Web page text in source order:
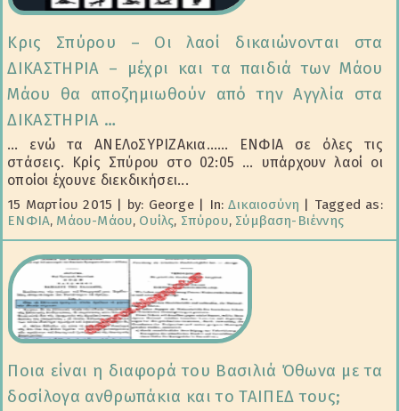
Κρις Σπύρου – Οι λαοί δικαιώνονται στα
ΔΙΚΑΣΤΗΡΙΑ – μέχρι και τα παιδιά των Μάου
Μάου θα αποζημιωθούν από την Αγγλία στα
ΔΙΚΑΣΤΗΡΙΑ …
… ενώ τα ΑΝΕΛοΣΥΡΙΖΑκια…… ΕΝΦΙΑ σε όλες τις
στάσεις. Κρίς Σπύρου στο 02:05 ... υπάρχουν λαοί οι
οποίοι έχουνε διεκδικήσει...
15 Μαρτίου 2015 | by: George| In:Δικαιοσύνη | Tagged as:
ΕΝΦΙΑ, Μάου-Μάου, Ουίλς, Σπύρου, Σύμβαση-Βιέννης
Ποια είναι η διαφορά του Βασιλιά Όθωνα με τα
δοσίλογα ανθρωπάκια και το ΤΑΙΠΕΔ τους;